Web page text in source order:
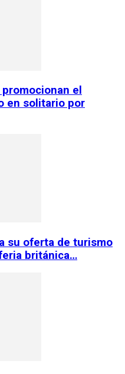
el
en solitario por
su oferta de turismo
británica…